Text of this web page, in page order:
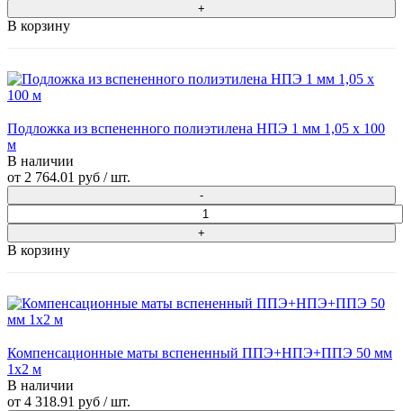
В корзину
Подложка из вспененного полиэтилена НПЭ 1 мм 1,05 х 100
м
В наличии
от 2 764.01 руб / шт.
В корзину
Компенсационные маты вспененный ППЭ+НПЭ+ППЭ 50 мм
1x2 м
В наличии
от 4 318.91 руб / шт.